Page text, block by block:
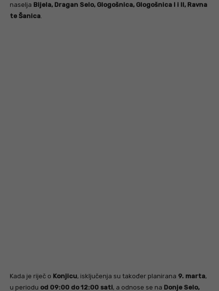
naselja Bijela, Dragan Selo, Glogošnica, Glogošnica I i II, Ravna
te Šanica
Kada je riječ o Konjicu, isključenja su također planirana 9. marta,
u periodu od 09:00 do 12:00 sati, a odnose se na Donje Selo,